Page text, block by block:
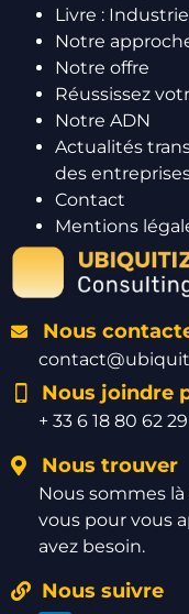
Livre :
Notre
Notre offre
Réussissez
Notre ADN
Actualités
des
Contact
Mentions
Nous
Nous joindre
+ 33 6 18 80 62 29
Nous trouver
Nous sommes
vous pour vous
avez besoin.
Nous suivre